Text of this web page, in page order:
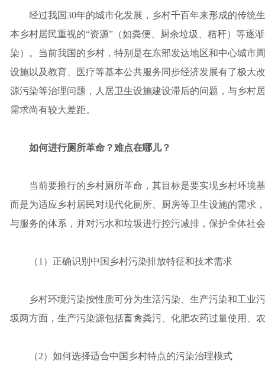
经过我国30年的城市化发展，乡村千百年来形成的传统
本乡村居民重视的“资源”（如粪便、厨余垃圾、秸秆）等逐
染）。当前我国的乡村，特别是在东部发达地区和中心城市
设施以及教育、医疗等基本公共服务同步经济发展有了极大
源污染等治理问题，人居卫生设施建设滞后的问题，与乡村
需求尚有较大差距。
如何进行厕所革命？难点在哪儿？
当前要推行的乡村厕所革命，其目标是要实现乡村环境
而是为适应乡村居民对现代化厕所、厨房等卫生设施的需求
与服务的体系，并对污水和垃圾进行控污减排，保护全体社
（1）正确识别中国乡村污染排放特征和技术需求
乡村环境污染按性质可分为生活污染、生产污染和工业
圾两方面，生产污染源包括畜禽粪污、化肥农药过量使用、
（2）如何选择适合中国乡村特点的污染治理模式